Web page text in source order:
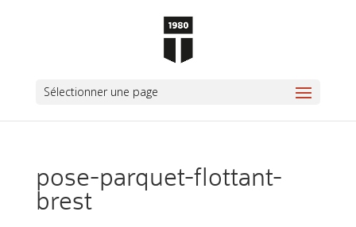
Sélectionner une page
pose-parquet-flottant-
brest